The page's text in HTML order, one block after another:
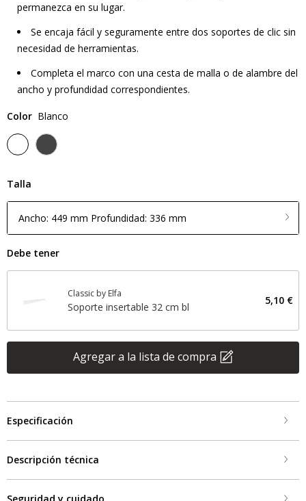
permanezca en su lugar.
Se encaja fácil y seguramente entre dos soportes de clic sin
necesidad de herramientas.
Completa el marco con una cesta de malla o de alambre del
ancho y profundidad correspondientes.
Color Blanco
Talla
Ancho: 449 mm Profundidad: 336 mm
Debe tener
Classic by Elfa
Soporte insertable 32 cm bl
5,10 €
Agregar a la lista de compra
Especificación
Descripción técnica